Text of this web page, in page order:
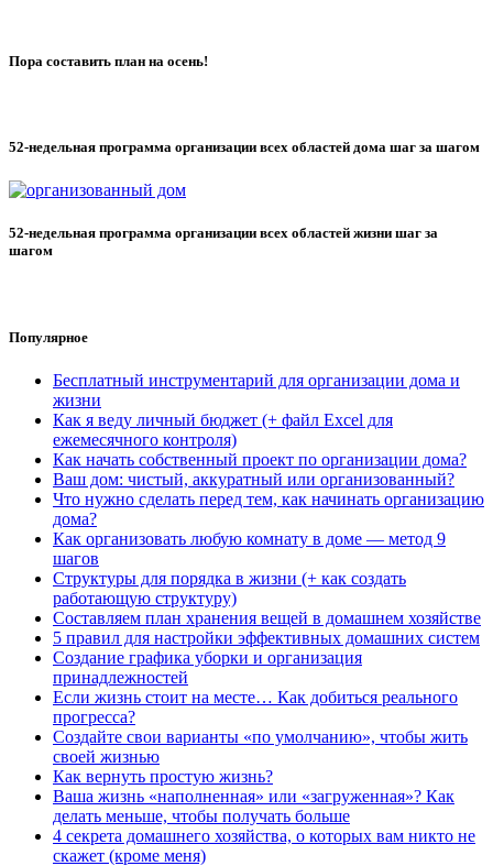
Пора составить план на осень!
52-недельная программа организации всех областей дома шаг за шагом
52-недельная программа организации всех областей жизни шаг за
шагом
Популярное
Бесплатный инструментарий для организации дома и
жизни
Как я веду личный бюджет (+ файл Excel для
ежемесячного контроля)
Как начать собственный проект по организации дома?
Ваш дом: чистый, аккуратный или организованный?
Что нужно сделать перед тем, как начинать организацию
дома?
Как организовать любую комнату в доме — метод 9
шагов
Структуры для порядка в жизни (+ как создать
работающую структуру)
Составляем план хранения вещей в домашнем хозяйстве
5 правил для настройки эффективных домашних систем
Создание графика уборки и организация
принадлежностей
Если жизнь стоит на месте… Как добиться реального
прогресса?
Создайте свои варианты «по умолчанию», чтобы жить
своей жизнью
Как вернуть простую жизнь?
Ваша жизнь «наполненная» или «загруженная»? Как
делать меньше, чтобы получать больше
4 секрета домашнего хозяйства, о которых вам никто не
скажет (кроме меня)